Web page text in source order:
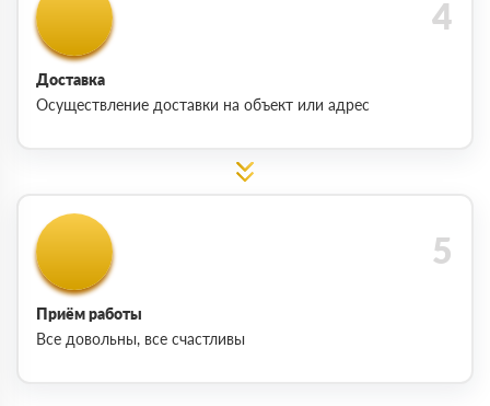
Доставка
Осуществление доставки на объект или адрес
Приём работы
Все довольны, все счастливы